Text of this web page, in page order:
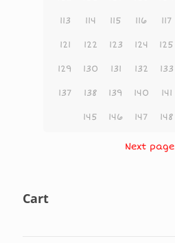
113 114 115 116 117
121 122 123 124 125
129 130 131 132 133
137 138 139 140 141
145 146 147 148
Next page
Cart